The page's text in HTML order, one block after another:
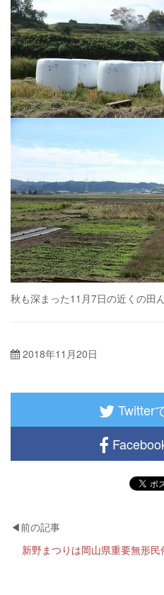
秋も深まった11月7日の近くの田
2018年11月20日
Twitter
新野まつりは岡山県重要無形民